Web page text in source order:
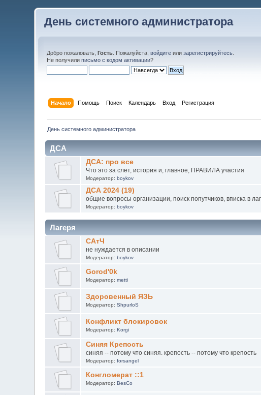
День системного администратора
Добро пожаловать,Гость . Пожалуйста,войдите илизарегистрируйтесь
Не получилиписьмо с кодом активации?
Начало Помощь Поиск Календарь Вход Регистрация
День системного администратора
ДСА
ДСА: про все
Что это за слет, история и, главное, ПРАВИЛА участия
Модератор: boykov
ДСА 2024 (19)
общие вопросы организации, поиск попутчиков, вписка в
Модератор: boykov
Лагеря
САтЧ
не нуждается в описании
Модератор: boykov
Gorod'0k
Модератор: metti
Здоровенный ЯЗЬ
Модератор: ShpurloS
Конфликт блокировок
Модератор: Korgi
Синяя Крепость
синяя -- потому что синяя. крепость -- потому что крепость
Модератор: forsangel
Конгломерат ::1
Модератор: BesCo